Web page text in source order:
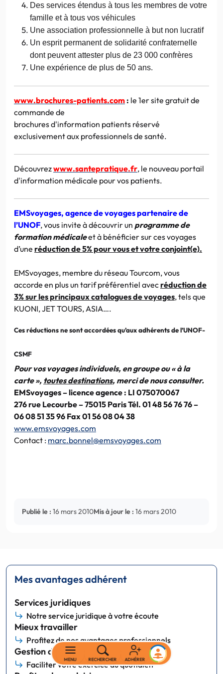
Des services étendus à tous les membres de votre
famille et à tous vos véhicules
Une association professionnelle à but non lucratif
Un esprit permanent de solidarité confraternelle
dont peuvent attester plus de 23 000 confrères
Une expérience de plus de 50 ans.
www.brochures-patients.com : le 1er site gratuit de
commande de
brochures d'information patients réservé
exclusivement aux professionnels de santé.
Découvrezwww.santepratique.fr, le nouveau portail
d'information médicale pour vos patients.
EMSvoyages, agence de voyages partenaire de
l’UNOF, vous invite à découvrir un programme de
formation médicaleet à bénéficier sur ces voyages
d’une réduction de 5% pour vous et votre conjoint(e).
EMSvoyages, membre du réseau Tourcom, vous
accorde en plus un tarif préférentiel avecréduction de
3% sur les principaux catalogues de voyages, tels que
KUONI, JET TOURS, ASIA….
Ces réductions ne sont accordées qu’aux adhérents de l’UNOF-
CSMF
Pour vos voyages individuels, en groupe ou « à la
carte », toutes destinations, merci de nous consulter.
EMSvoyages – licence agence : LI 075070067
276 rue Lecourbe – 75015 Paris Tél. 01 48 56 76 76 –
06 08 51 35 96 Fax 01 56 08 04 38
www.emsvoyages.com
Contact : marc.bonnel@emsvoyages.com
Publié le : 16 mars 2010Mis à jour le : 16 mars 2010
Mes avantages adhérent
Services juridiques
Notre service juridique à votre écoute
Mieux travailler
Profitez de nos avantages professionnels
Gestion du cabinet
Faciliter votre exercice au quotidien
MENU RECHERCHER ADHÉRER